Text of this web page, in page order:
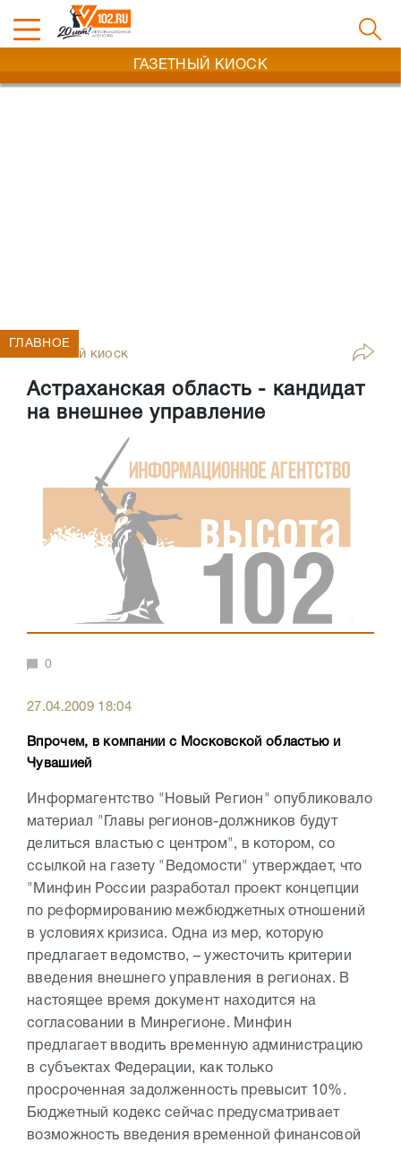
ГАЗЕТНЫЙ КИОСК
Газетный киоск
Астраханская область - кандидат
на внешнее управление
ГЛАВНОЕ
0
27.04.2009 18:04
Впрочем, в компании с Московской областью и
Чувашией
Информагентство "Новый Регион" опубликовало
материал "Главы регионов-должников будут
делиться властью с центром", в котором, со
ссылкой на газету "Ведомости" утверждает, что
"Минфин России разработал проект концепции
по реформированию межбюджетных отношений
в условиях кризиса. Одна из мер, которую
предлагает ведомство, – ужесточить критерии
введения внешнего управления в регионах. В
настоящее время документ находится на
согласовании в Минрегионе. Минфин
предлагает вводить временную администрацию
в субъектах Федерации, как только
просроченная задолженность превысит 10%.
Бюджетный кодекс сейчас предусматривает
возможность введения временной финансовой